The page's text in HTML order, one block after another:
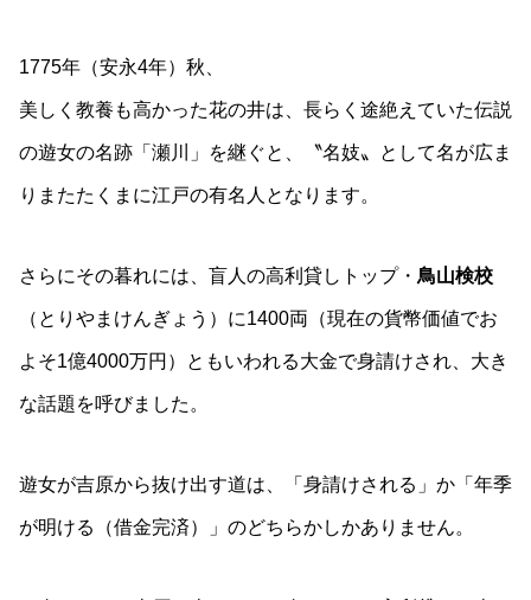
1775年（安永4年）秋、
美しく教養も高かった花の井は、長らく途絶えていた伝説
の遊女の名跡「瀬川」を継ぐと、〝名妓〟として名が広ま
りまたたくまに江戸の有名人となります。
さらにその暮れには、盲人の高利貸しトップ・ 鳥山検校
（とりやまけんぎょう）に1400両（現在の貨幣価値でお
よそ1億4000万円）ともいわれる大金で身請けされ、大き
な話題を呼びました。
遊女が吉原から抜け出す道は、「身請けされる」か「年季
が明ける（借金完済）」のどちらかしかありません。